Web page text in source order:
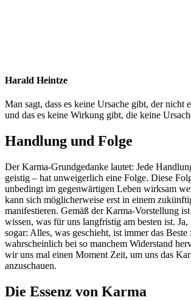
Harald Heintze
Man sagt, dass es keine Ursache gibt, der nicht
und das es keine Wirkung gibt, die keine
Handlung und Folge
Der Karma-Grundgedanke lautet: Jede
geistig – hat unweigerlich eine Folge. Diese
unbedingt im gegenwärtigen Leben wirksam
kann sich möglicherweise erst in einem
manifestieren. Gemäß der Karma-Vorstellung
wissen, was für uns langfristig am besten ist.
sogar: Alles, was geschieht, ist immer das
wahrscheinlich bei so manchem Widerstand
wir uns mal einen Moment Zeit, um uns das
anzuschauen.
Die Essenz von Karma